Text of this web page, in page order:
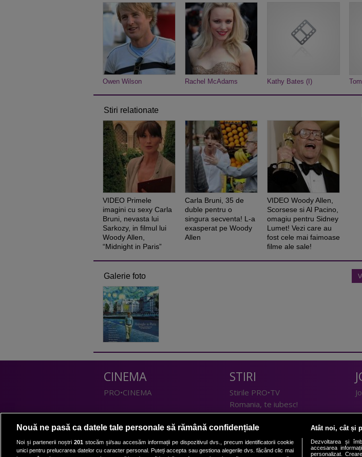
Owen Wilson Rachel McAdams Kathy Bates (I)
Stiri relationate
VIDEO Primele
imagini cu sexy Carla
Bruni, nevasta lui
Sarkozy, in filmul lui
Woody Allen,
“Midnight in Paris”
Carla Bruni, 35 de
duble pentru o
singura secventa! L-a
exasperat pe Woody
Allen
VIDEO Woody Allen,
Scorsese si Al Pacino,
omagiu pentru Sidney
Lumet! Vezi care au
fost cele mai faimoase
filme ale sale!
Galerie foto
CINEMA
PRO•CINEMA
DIVERTISMENT
PRO•TV
Romanii au talent
STIRI
Stirile PRO•TV
Romania, te iubesc!
TEHNOLOGIE
I Like IT
Nouă ne pasă ca datele tale personale să rămână confidențiale
Noi și partenerii noștri 201stocăm și/sau accesăm informații pe dispozitivul dvs., precum identificatorii cookie
unici pentru prelucrarea datelor cu caracter personal. Puteți accepta sau gestiona alegerile dvs. făcând clic mai
Atât noi, cât și
Dezvoltarea și
accesarea
personalizat.